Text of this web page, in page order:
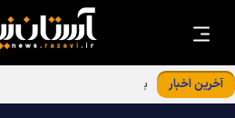
آخرین اخبار
برگزاری نشست معاونین و
استان‌ها در بنیادپژوهش